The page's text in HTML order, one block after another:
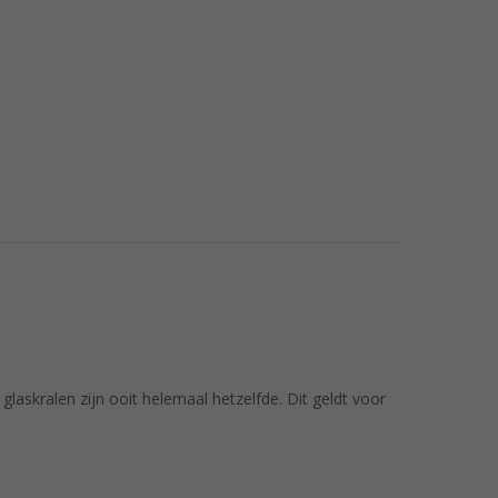
zijn ooit helemaal hetzelfde. Dit geldt voor